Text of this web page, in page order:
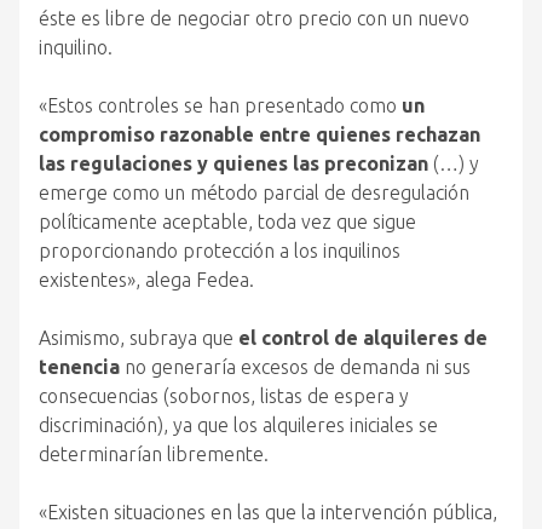
éste es libre de negociar otro precio con un nuevo
inquilino.
«Estos controles se han presentado como un
compromiso razonable entre quienes rechazan
las regulaciones y quienes las preconizan (…) y
emerge como un método parcial de desregulación
políticamente aceptable, toda vez que sigue
proporcionando protección a los inquilinos
existentes», alega Fedea.
Asimismo, subraya que el control de alquileres de
tenencia no generaría excesos de demanda ni sus
consecuencias (sobornos, listas de espera y
discriminación), ya que los alquileres iniciales se
determinarían libremente.
«Existen situaciones en las que la intervención pública,